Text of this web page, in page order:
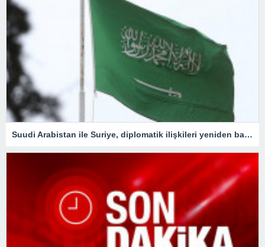
Suudi Arabistan ile Suriye, diplomatik ilişkileri yeniden başlatacak